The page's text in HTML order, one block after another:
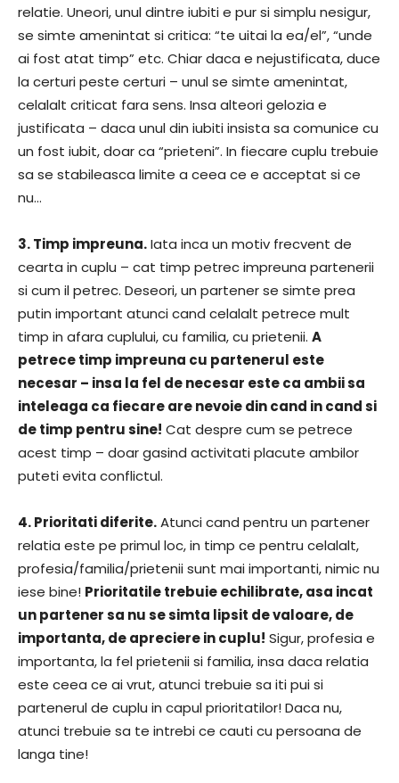
relatie. Uneori, unul dintre iubiti e pur si simplu nesigur,
se simte amenintat si critica: “te uitai la ea/el”, “unde
ai fost atat timp” etc. Chiar daca e nejustificata, duce
la certuri peste certuri – unul se simte amenintat,
celalalt criticat fara sens. Insa alteori gelozia e
justificata – daca unul din iubiti insista sa comunice cu
un fost iubit, doar ca “prieteni”. In fiecare cuplu trebuie
sa se stabileasca limite a ceea ce e acceptat si ce
nu…
3. Timp impreuna.Iata inca un motiv frecvent de
cearta in cuplu – cat timp petrec impreuna partenerii
si cum il petrec. Deseori, un partener se simte prea
putin important atunci cand celalalt petrece mult
timp in afara cuplului, cu familia, cu prietenii. A
petrece timp impreuna cu partenerul este
necesar – insa la fel de necesar este ca ambii sa
inteleaga ca fiecare are nevoie din cand in cand si
de timp pentru sine! Cat despre cum se petrece
acest timp – doar gasind activitati placute ambilor
puteti evita conflictul.
4. Prioritati diferite.Atunci cand pentru un partener
relatia este pe primul loc, in timp ce pentru celalalt,
profesia/familia/prietenii sunt mai importanti, nimic nu
iese bine! Prioritatile trebuie echilibrate, asa incat
un partener sa nu se simta lipsit de valoare, de
importanta, de apreciere in cuplu! Sigur, profesia e
importanta, la fel prietenii si familia, insa daca relatia
este ceea ce ai vrut, atunci trebuie sa iti pui si
partenerul de cuplu in capul prioritatilor! Daca nu,
atunci trebuie sa te intrebi ce cauti cu persoana de
langa tine!